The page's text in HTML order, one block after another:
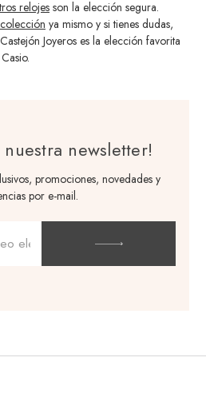
relojes son la elección segura.
ya mismo y si tienes dudas,
Joyeros es la elección favorita
newsletter!
promociones, novedades y
por e-mail.
de
correo